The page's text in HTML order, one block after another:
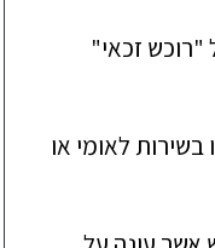
"רוכש זכאי"
לאומי או